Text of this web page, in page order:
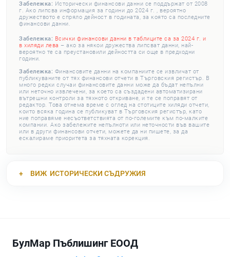
Забележка: Исторически финансови данни се поддържат от 2008
г. Ако липсва информация за години до 2024 г. , вероятно
дружеството е спряло дейност в годината, за която са последните
финансови данни.
Забележка: Всички финансови данни в таблиците са за 2024 г. и
в хиляди лева – ако за някои дружества липсват данни, най-
вероятно те са преустановили дейността си още в предходни
години.
Забележка: Финансовите данни на компаниите се извличат от
публикуваните от тях финансови отчети в Търговския регистър. В
много редки случаи финансовите данни може да бъдат непълни
или неточно извлечени, за което са създадени автоматизирани
вътрешни контроли за тяхното откриване, и те се поправят от
редактор. Това отнема време с оглед на стотиците хиляди отчети,
които всяка година се публикуват в Търговския регистър, като
ние поправяме несъответствията от по-големите към по-малките
компании. Ако забележите непълноти или неточности във вашите
или в други финансови отчети, можете да ни пишете, за да
ескалираме приоритета за тяхната корекция.
ВИЖ ИСТОРИЧЕСКИ СЪДРУЖИЯ
БулМар Пъблишинг ЕООД